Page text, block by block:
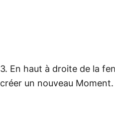
3. En haut à droite de la
créer un nouveau Moment.